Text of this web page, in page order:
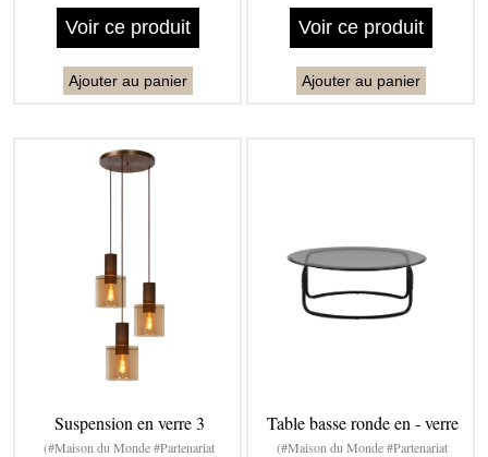
Voir ce produit
Ajouter au panier
Voir ce produit
Ajouter au panier
Suspension en verre 3
(#Maison du Monde #Partenariat
Table basse ronde en - verre
(#Maison du Monde #Partenariat